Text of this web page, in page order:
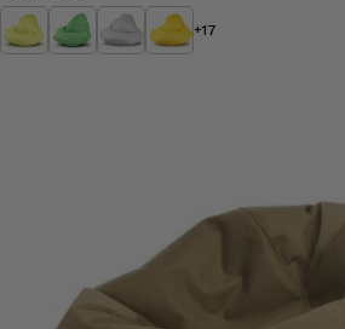
regularna
Limonkowy
Zielony Biały Żółty +17